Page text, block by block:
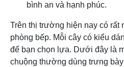
bình an và hạnh phúc.
Trên thị trường hiện nay có rất
phòng bếp. Mỗi cây có kiểu
để bạn chọn lựa. Dưới đây là
chuộng thường dùng trưng